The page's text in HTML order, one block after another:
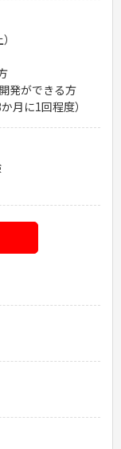
発ができる方
月に1回程度）